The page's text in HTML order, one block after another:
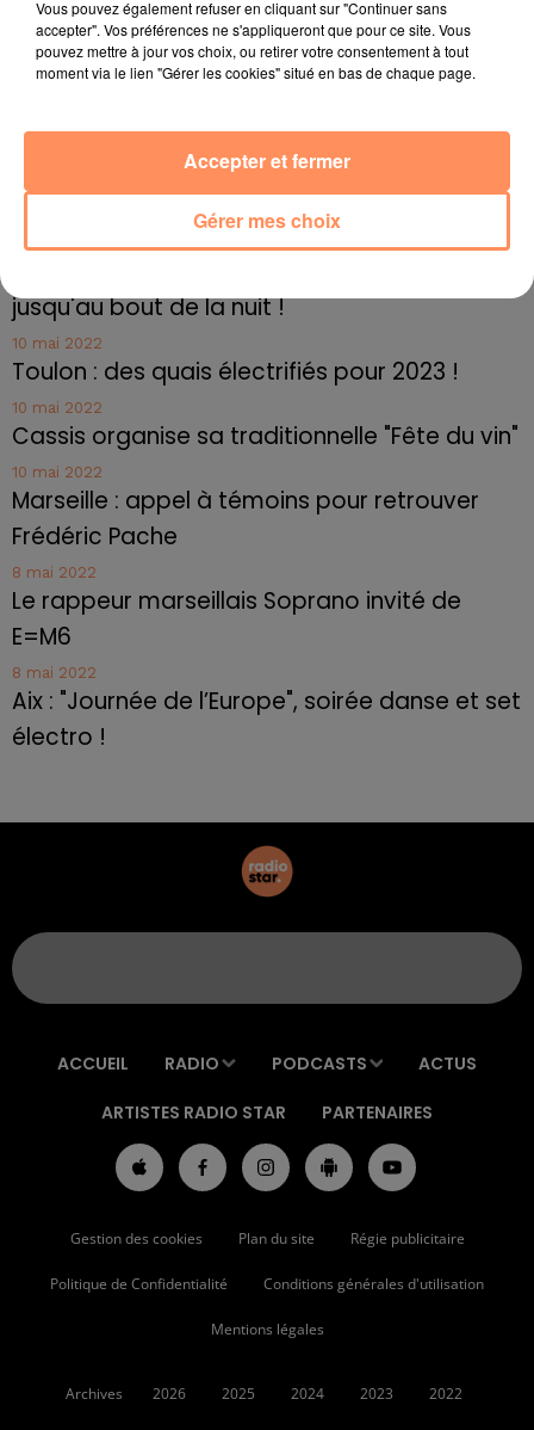
fil actus
4 juillet 2022
Marseille : une application pour mettre en
relation extras et...
27 juin 2022
jusqu'au bout de la nuit !
10 mai 2022
Toulon : des quais électrifiés pour 2023 !
10 mai 2022
Cassis organise sa traditionnelle "Fête du vin"
10 mai 2022
Marseille : appel à témoins pour retrouver
Frédéric Pache
8 mai 2022
Le rappeur marseillais Soprano invité de
E=M6
8 mai 2022
Aix : "Journée de l’Europe", soirée danse et set
électro !
ACCUEIL RADIO PODCASTS ACTUS
ARTISTES RADIO STAR PARTENAIRES
Gestion des cookies Plan du site Régie publicitaire
Politique de Confidentialité Conditions générales d'utilisation
Mentions légales
Archives 2026 2025 2024 2023 2022
Vous pouvez également refuser en cliquant sur "Continuer sans
accepter". Vos préférences ne s'appliqueront que pour ce site. Vous
pouvez mettre à jour vos choix, ou retirer votre consentement à tout
moment via le lien "Gérer les cookies" situé en bas de chaque page.
Gérer mes choix
Accepter et fermer